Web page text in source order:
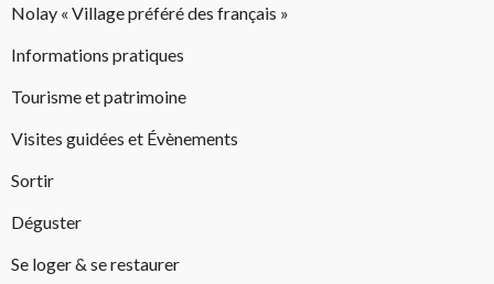
Nolay « Village préféré des français »
Informations pratiques
Tourisme et patrimoine
Visites guidées et Évènements
Sortir
Déguster
Se loger & se restaurer